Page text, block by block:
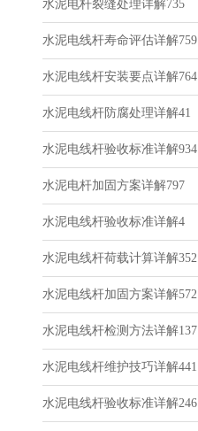
水泥电杆裂缝处理详解735
水泥电线杆寿命评估详解759
水泥电线杆安装要点详解764
水泥电线杆防腐处理详解41
水泥电线杆验收标准详解934
水泥电杆加固方案详解797
水泥电线杆验收标准详解4
水泥电线杆荷载计算详解352
水泥电线杆加固方案详解572
水泥电线杆检测方法详解137
水泥电线杆维护技巧详解441
水泥电线杆验收标准详解246